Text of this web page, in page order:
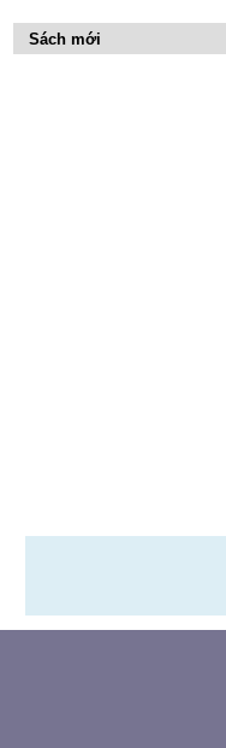
trên
Tài
Sách mới